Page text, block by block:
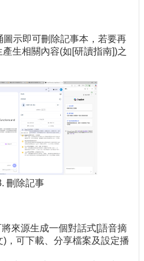
圖示即可刪除記事本，若要再
生相關內容(如[研讀指南])之
刪除記事
來源生成一個對話式[語音摘
，可下載、分享檔案及設定播